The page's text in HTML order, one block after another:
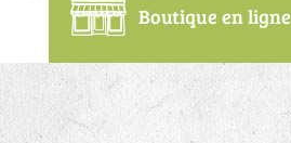
Boutique en ligne